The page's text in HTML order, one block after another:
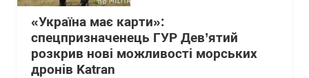
«Україна має карти»:
спецпризначенець ГУР Дев’ятий
розкрив нові можливості морських
дронів Katran